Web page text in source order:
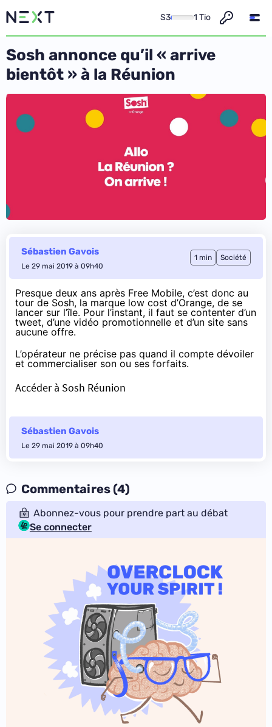
S3 1 Tio
Sosh annonce qu’il « arrive
bientôt » à la Réunion
Sébastien Gavois
Le 29 mai 2019 à 09h40
1 min Société
Presque deux ans après Free Mobile, c’est donc au
tour de Sosh, la marque low cost d’Orange, de se
lancer sur l’île. Pour l’instant, il faut se contenter d’un
tweet, d’une vidéo promotionnelle et d’un site sans
aucune offre.
L’opérateur ne précise pas quand il compte dévoiler
et commercialiser son ou ses forfaits.
Accéder à Sosh Réunion
Sébastien Gavois
Le 29 mai 2019 à 09h40
Commentaires (4)
Abonnez-vous pour prendre part au débat
Se connecter